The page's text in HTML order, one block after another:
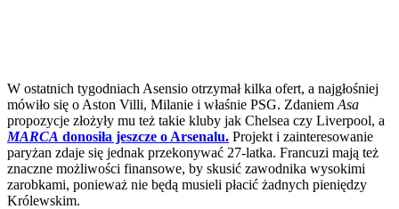
W ostatnich tygodniach Asensio otrzymał kilka ofert, a najgłośniej
mówiło się o Aston Villi, Milanie i właśnie PSG. Zdaniem Asa
propozycje złożyły mu też takie kluby jak Chelsea czy Liverpool, a
MARCA donosiła jeszcze o Arsenalu. Projekt i zainteresowanie
paryżan zdaje się jednak przekonywać 27-latka. Francuzi mają też
znaczne możliwości finansowe, by skusić zawodnika wysokimi
zarobkami, ponieważ nie będą musieli płacić żadnych pieniędzy
Królewskim.